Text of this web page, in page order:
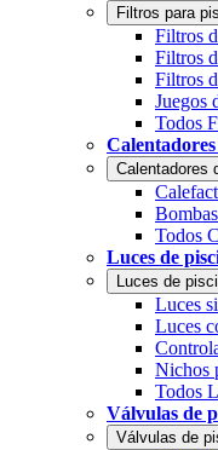
Filtros para
Filtros
Filtros
Filtros
Juegos
Todos
Calentadores
Todos
Luces de
Luces de
Luces
Luces
Nichos
Todos
Válvulas de
Válvulas de